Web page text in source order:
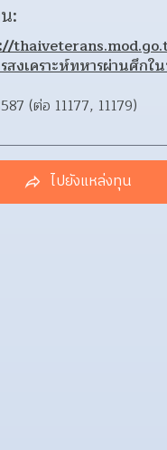
:
สงเคราะห์ทหารผ่านศึกใ
(ต่อ 11177, 11179)
ไปยังแหล่งทุน